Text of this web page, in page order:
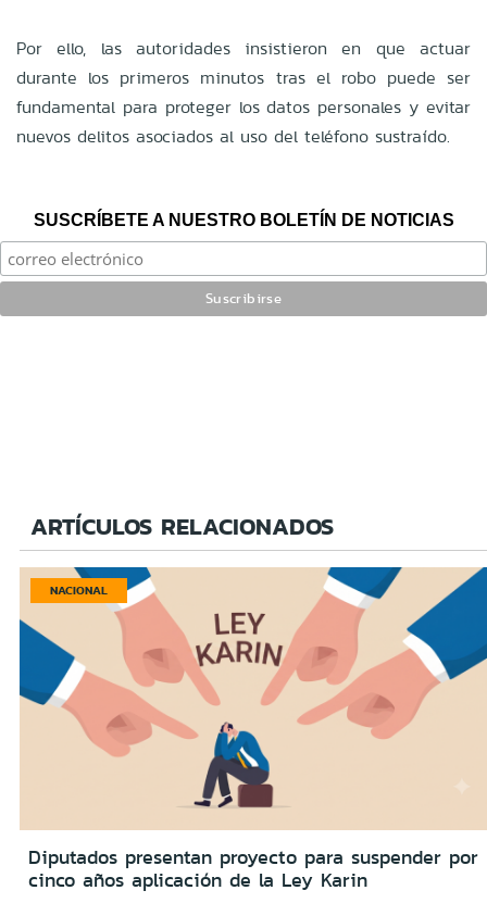
Por ello, las autoridades insistieron en que actuar
durante los primeros minutos tras el robo puede ser
fundamental para proteger los datos personales y evitar
nuevos delitos asociados al uso del teléfono sustraído.
SUSCRÍBETE A NUESTRO BOLETÍN DE NOTICIAS
ARTÍCULOS RELACIONADOS
NACIONAL
Diputados presentan proyecto para suspender por
cinco años aplicación de la Ley Karin